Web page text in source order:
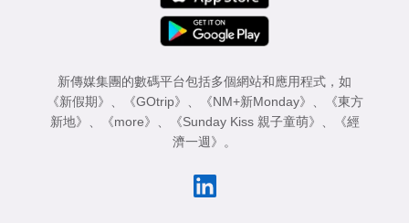
新傳媒集團的數碼平台包括多個網站和應用程式，如
《新假期》
《GOtrip》 《NM+新Monday》
《東方
新地》
《more》 《Sunday Kiss 親子童萌》
《經
濟一週》
。